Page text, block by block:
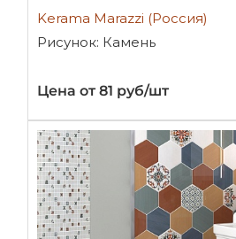
Kerama Marazzi (Россия)
Рисунок: Камень
Цена от 81 руб/шт